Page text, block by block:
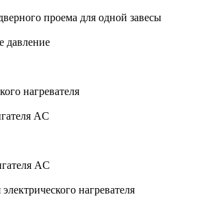
проема для одной завесы
давление
нагревателя
AC
AC
нагревателя